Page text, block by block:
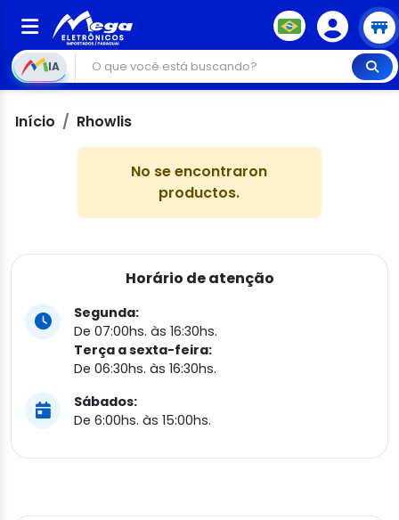
IA
Início Rhowlis
No se encontraron
productos.
Horário de atenção
Segunda:
De 07:00hs. às 16:30hs.
Terça a sexta-feira:
De 06:30hs. às 16:30hs.
Sábados:
De 6:00hs. às 15:00hs.